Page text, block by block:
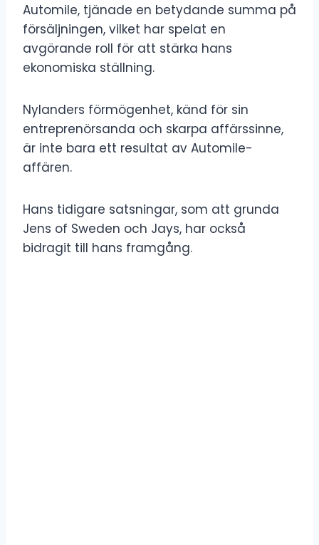
Automile, tjänade en betydande summa på
försäljningen, vilket har spelat en
avgörande roll för att stärka hans
ekonomiska ställning.
Nylanders förmögenhet, känd för sin
entreprenörsanda och skarpa affärssinne,
är inte bara ett resultat av Automile-
affären.
Hans tidigare satsningar, som att grunda
Jens of Sweden och Jays, har också
bidragit till hans framgång.